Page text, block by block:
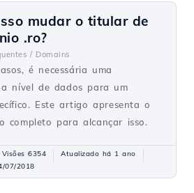
mudar o titular de
.ro?
/ Domains
é necessária uma
a nível de dados para um
Este artigo apresenta o
completo para alcançar isso.
Visões 6354
Atualizado há 1 ano
07/2018